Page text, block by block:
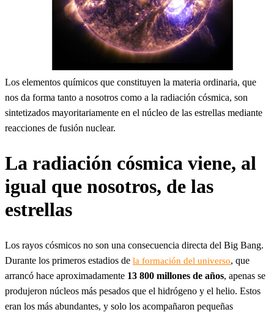
Los elementos químicos que constituyen la materia ordinaria, que
nos da forma tanto a nosotros como a la radiación cósmica, son
sintetizados mayoritariamente en el núcleo de las estrellas mediante
reacciones de fusión nuclear.
La radiación cósmica viene, al
igual que nosotros, de las
estrellas
Los rayos cósmicos no son una consecuencia directa del Big Bang.
Durante los primeros estadios de la formación del universo, que
arrancó hace aproximadamente 13 800 millones de años, apenas se
produjeron núcleos más pesados que el hidrógeno y el helio. Estos
eran los más abundantes, y solo los acompañaron pequeñas